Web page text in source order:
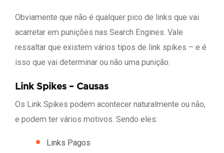
Obviamente que não é qualquer pico de links que vai
acarretar em punições nas Search Engines. Vale
ressaltar que existem vários tipos de link spikes – e é
isso que vai determinar ou não uma punição.
Link Spikes – Causas
Os Link Spikes podem acontecer naturalmente ou não,
e podem ter vários motivos. Sendo eles:
Links Pagos